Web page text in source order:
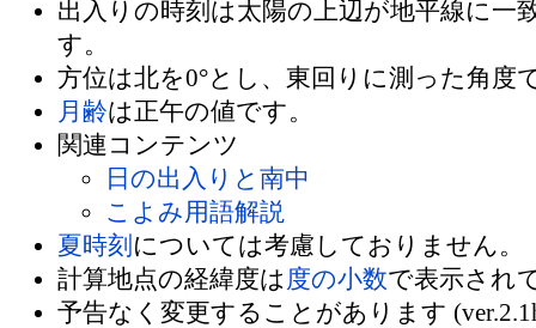
出入りの時刻は太陽の上辺が地平線に一
す。
方位は北を0°とし、東回りに測った角度
月齢は正午の値です。
関連コンテンツ
日の出入りと南中
こよみ用語解説
夏時刻 については考慮しておりません。
計算地点の経緯度は 度の小数で表示され
予告なく変更することがあります